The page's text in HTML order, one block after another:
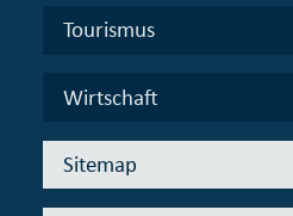
Tourismus
Wirtschaft
Sitemap